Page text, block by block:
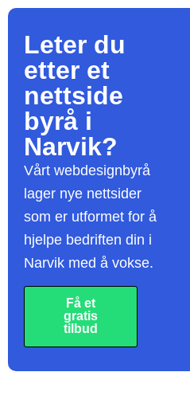
Leter du
etter et
nettside
byrå i
Narvik?
Vårt webdesignbyrå
lager nye nettsider
som er utformet for å
hjelpe bedriften din i
Narvik med å vokse.
Få et
gratis
tilbud